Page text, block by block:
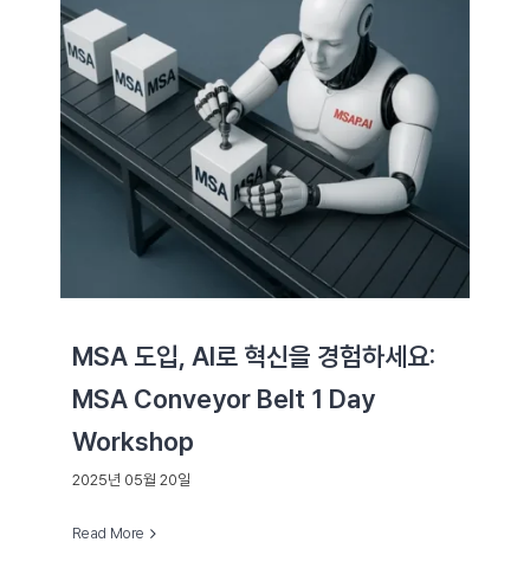
MSA 도입, AI로 혁신을 경험하세요:
MSA Conveyor Belt 1 Day
Workshop
2025년 05월 20일
Read More